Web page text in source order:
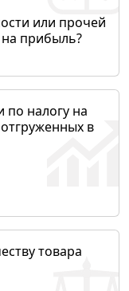
или прочей
прибыль?
по налогу на
в
товара